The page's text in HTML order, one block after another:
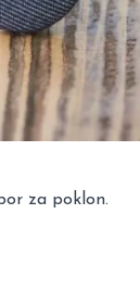
za poklon.